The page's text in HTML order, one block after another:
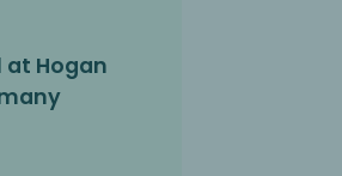
at Hogan